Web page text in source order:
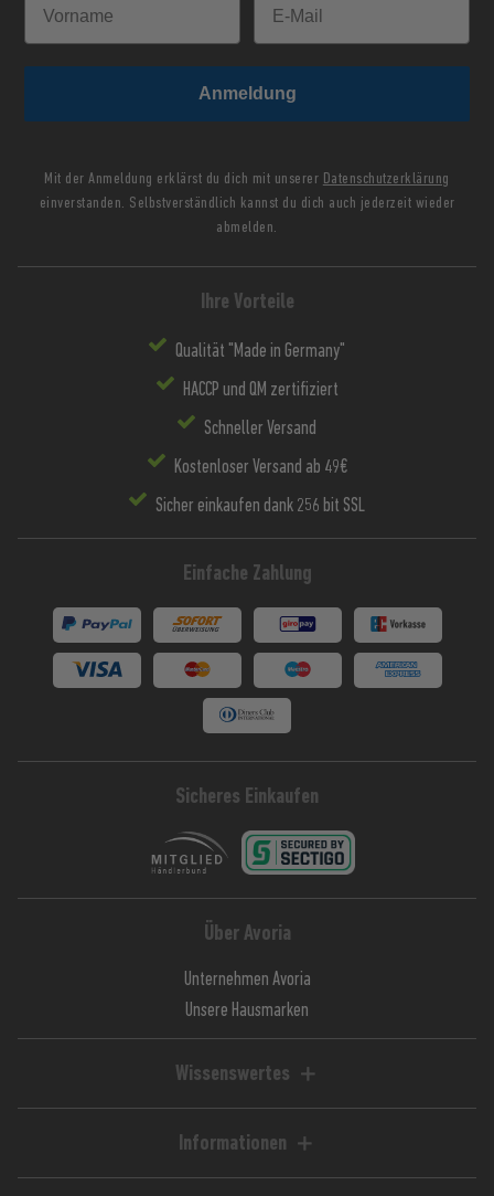
Anmeldung
Mit der Anmeldung erklärst du dich mit unserer Datenschutzerklärung
einverstanden. Selbstverständlich kannst du dich auch jederzeit wieder
abmelden.
Ihre Vorteile
Qualität "Made in Germany"
HACCP und QM zertifiziert
Schneller Versand
Kostenloser Versand ab 49€
Sicher einkaufen dank 256 bit SSL
Einfache Zahlung
Sicheres Einkaufen
Über Avoria
Unternehmen Avoria
Unsere Hausmarken
Wissenswertes
Magazin / Blog
Informationen